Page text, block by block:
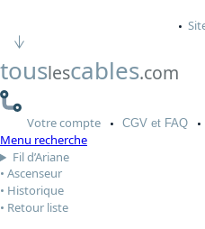
touslescables.com
Votrecompte CGV et FAQ
Menu recherche
Fil d’Ariane
Ascenseur
Historique
Retour liste